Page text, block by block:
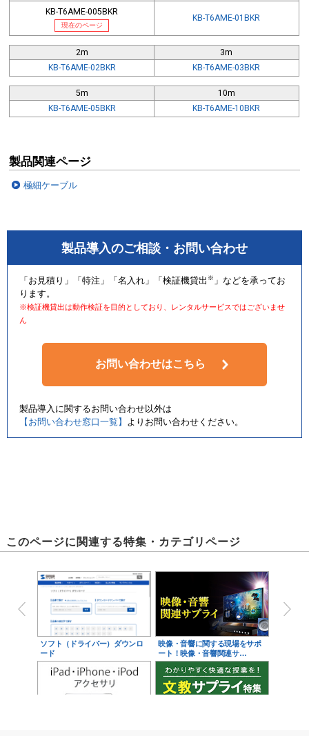
KB-T6AME-005BKR
現在のページ
KB-T6AME-01BKR
2m
KB-T6AME-02BKR
3m
KB-T6AME-03BKR
5m
KB-T6AME-05BKR
10m
KB-T6AME-10BKR
製品関連ページ
極細ケーブル
製品導入のご相談・お問い合わせ
「お見積り」「特注」「名入れ」「検証機貸出 ※ 」などを承ってお
ります。
※検証機貸出は動作検証を目的としており、レンタルサービスではございませ
ん
お問い合わせはこちら
製品導入に関するお問い合わせ以外は
【お問い合わせ窓口一覧】 よりお問い合わせください。
このページに関連する特集・カテゴリページ
ソフト（ドライバー）ダウンロ
ード
映像・音響に関する現場をサポ
ート！映像・音響関連サ…